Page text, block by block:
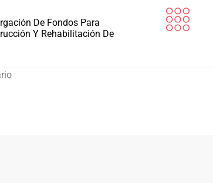
De Fondos Para
Y Rehabilitación De